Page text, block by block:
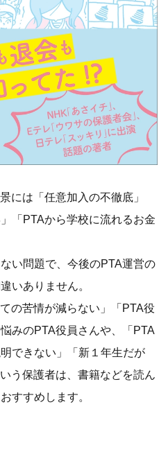
には「任意加入の不徹底」
「PTAから学校に流れるお金
い問題で、今後のPTA運営の
いありません。
の苦情が減らない」「PTA役
みのPTA役員さんや、「PTA
できない」「新１年生だが
う保護者は、書籍などを読ん
すすめします。